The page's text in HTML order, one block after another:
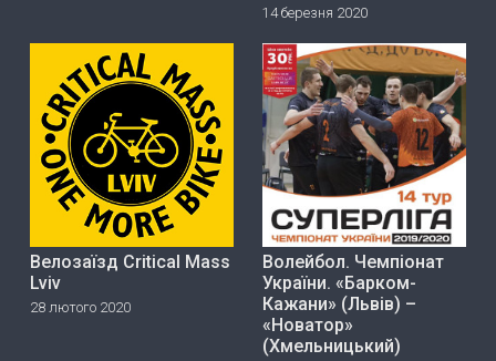
14 березня 2020
Велозаїзд Critical Mass
Lviv
28 лютого 2020
Волейбол. Чемпіонат
України. «Барком-
Кажани» (Львів) –
«Новатор»
(Хмельницький)